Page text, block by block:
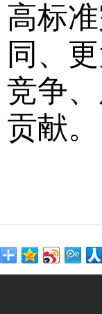
高标
同、
竞争
贡献。